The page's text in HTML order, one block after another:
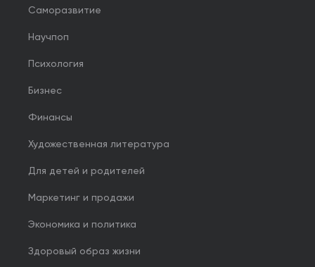
Саморазвитие
Научпоп
Психология
Бизнес
Финансы
Художественная литература
Для детей и родителей
Маркетинг и продажи
Экономика и политика
Здоровый образ жизни